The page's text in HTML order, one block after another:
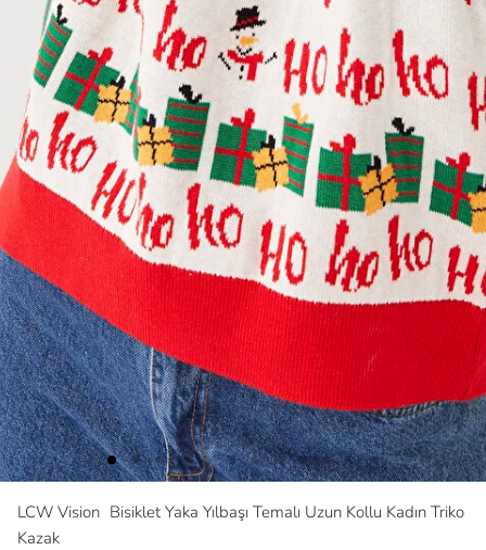
LCW Vision Bisiklet Yaka Yılbaşı Temalı Uzun Kollu Kadın Triko
Kazak